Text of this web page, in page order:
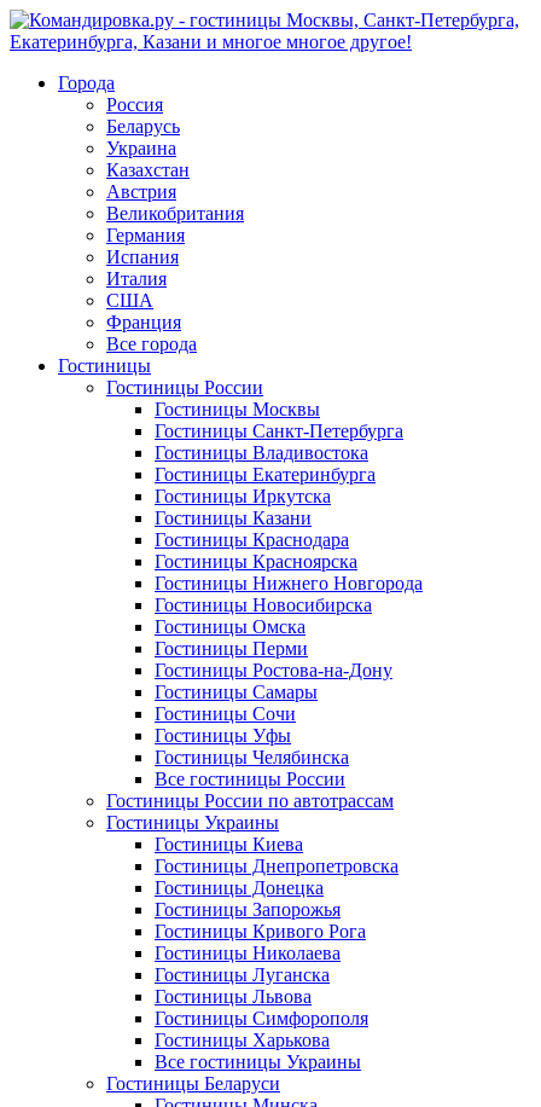
Города
Россия
Беларусь
Украина
Казахстан
Австрия
Великобритания
Германия
Испания
Италия
США
Франция
Все города
Гостиницы
Гостиницы России
Гостиницы Mосквы
Гостиницы Санкт-Петербурга
Гостиницы Владивостока
Гостиницы Екатеринбурга
Гостиницы Иркутска
Гостиницы Казани
Гостиницы Краснодара
Гостиницы Красноярска
Гостиницы Нижнего Новгорода
Гостиницы Новосибирска
Гостиницы Омска
Гостиницы Перми
Гостиницы Ростова-на-Дону
Гостиницы Самары
Гостиницы Сочи
Гостиницы Уфы
Гостиницы Челябинска
Все гостиницы России
Гостиницы России по автотрассам
Гостиницы Украины
Гостиницы Киева
Гостиницы Днепропетровска
Гостиницы Донецка
Гостиницы Запорожья
Гостиницы Кривого Рога
Гостиницы Николаева
Гостиницы Луганска
Гостиницы Львова
Гостиницы Симфорополя
Гостиницы Харькова
Все гостиницы Украины
Гостиницы Беларуси